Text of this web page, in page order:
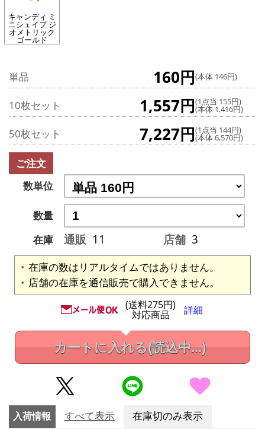
キャンディ ミ
ニシェイプ ジ
オメトリック
ゴールド
単品 160円(本体 146円)
10枚セット 1,557円(1点当 155円)
(本体 1,416円)
50枚セット 7,227円(1点当 144円)
(本体 6,570円)
ご注文
数単位
数量
在庫
通販 11 店舗 3
在庫の数はリアルタイムではありません。
店舗の在庫を通信販売で購入できません。
(送料275円)
対応商品 詳細
カートに入れる(読込中...)
入荷情報 すべて表示 在庫切のみ表示